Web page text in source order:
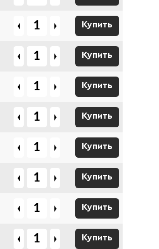
Купить
Купить
Купить
Купить
Купить
Купить
Купить
Купить